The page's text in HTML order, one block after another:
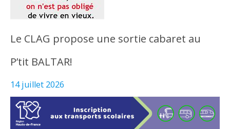
Le CLAG propose une sortie cabaret au
P’tit BALTAR!
14 juillet 2026